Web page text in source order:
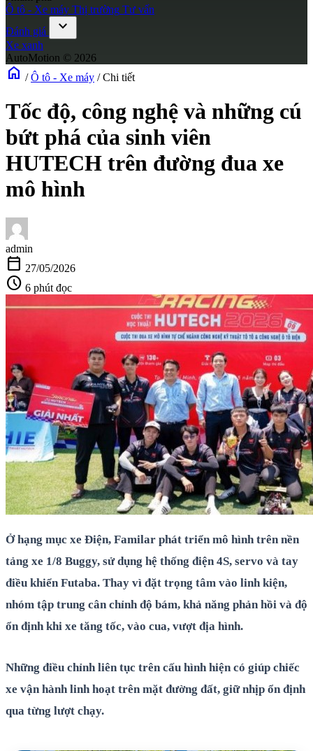
Ô tô - Xe máy Thị trường Tư vấn
Đánh giá
expand_more
Xe xanh
AutoMotion © 2026
home / Ô tô - Xe máy / Chi tiết
Tốc độ, công nghệ và những cú
bứt phá của sinh viên
HUTECH trên đường đua xe
mô hình
admin
calendar_today 27/05/2026
schedule 6 phút đọc
Ở hạng mục xe Điện, Familar phát triển mô hình trên nền
tảng xe 1/8 Buggy, sử dụng hệ thống điện 4S, servo và tay
điều khiển Futaba. Thay vì đặt trọng tâm vào linh kiện,
nhóm tập trung cân chỉnh độ bám, khả năng phản hồi và độ
ổn định khi xe tăng tốc, vào cua, vượt địa hình.
Những điều chỉnh liên tục trên cấu hình hiện có giúp chiếc
xe vận hành linh hoạt trên mặt đường đất, giữ nhịp ổn định
qua từng lượt chạy.